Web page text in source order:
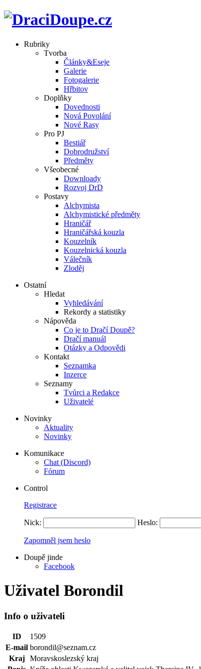
Rubriky
Tvorba
Články&Eseje
Galerie
Fotogalerie
Hřbitov
Doplňky
Dovednosti
Nová Povolání
Nové Rasy
Pro PJ
Bestiář
Dobrodružství
Předměty
Všeobecné
Downloady
Rozvoj DrD
Postavy
Alchymista
Alchymistické předměty
Hraničář
Hraničářská kouzla
Kouzelník
Kouzelnická kouzla
Válečník
Zloděj
Ostatní
Hledat
Vyhledávání
Rekordy a statistiky
Nápověda
Co je to Dračí Doupě?
Dračí manuál
Otázky a Odpovědi
Kontakt
Seznamka
Inzerce
Seznamy
Tvůrci a Redakce
Uživatelé
Novinky
Aktuality
Novinky
Komunikace
Chat (Discord)
Fórum
Control
Registrace
Nick: Heslo:
Zapomněl jsem heslo
Doupě jinde
Facebook
Uživatel Borondil
Info o uživateli
ID
1509
E-mail borondil@seznam.cz
Kraj
Moravskoslezský kraj